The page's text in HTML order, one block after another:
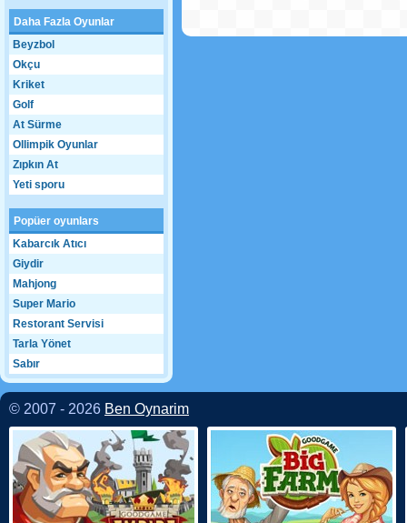
Daha Fazla Oyunlar
Beyzbol
Okçu
Kriket
Golf
At Sürme
Ollimpik Oyunlar
Zıpkın At
Yeti sporu
Popüer oyunlars
Kabarcık Atıcı
Giydir
Mahjong
Super Mario
Restorant Servisi
Tarla Yönet
Sabır
© 2007 - 2026 Ben Oynarim